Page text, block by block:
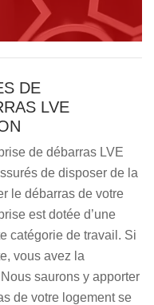
DE
LVE
de débarras LVE
de disposer de la
le débarras de votre
est dotée d’une
catégorie de travail. Si
vous avez la
saurons y apporter
de votre logement se